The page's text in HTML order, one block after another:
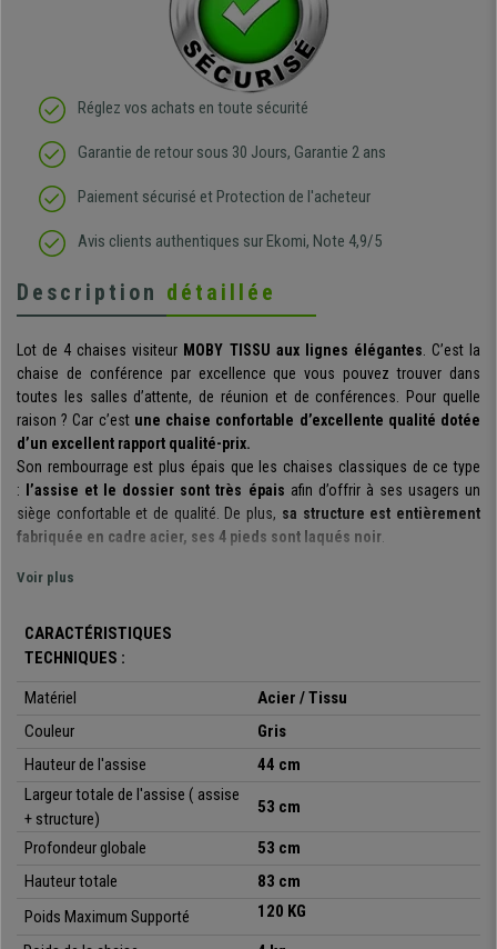
Réglez vos achats en toute sécurité
Garantie de retour sous 30 Jours, Garantie 2 ans
Paiement sécurisé et Protection de l'acheteur
Avis clients authentiques sur Ekomi, Note 4,9/5
Description détaillée
Lot de 4 chaises visiteur MOBY TISSU aux lignes élégantes. C’est la
chaise de conférence par excellence que vous pouvez trouver dans
toutes les salles d’attente, de réunion et de conférences. Pour quelle
raison ? Car c’est une chaise confortable d’excellente qualité dotée
d’un excellent rapport qualité-prix.
Son rembourrage est plus épais que les chaises classiques de ce type
:
l’assise et le dossier sont très épais afin d’offrir à ses usagers un
siège confortable et de qualité. De plus, sa structure est entièrement
fabriquée en cadre acier, ses 4 pieds sont laqués noir.
Il s’agit d’un modèle très pratique et polyvalent
pour tout type d’évènements.
De plus, elleest disponible en différentes couleurs
choisir le modèle s’adaptant au mieux à vos besoins et à son
environnement.
Soulignons également qu’il s’agit d’unmodèle empilable
sontlivrées totalement montées et prêtes à être utilisées
Un modèle idéal à un prix imbattable, que vous trouverez uniquement
chez Chaisepro.fr.
• Assise et dossier avec rembourrage épais
•Très résistante : cadre et pieds en acier laqués noir
Voir plus
CARACTÉRISTIQUES
TECHNIQUES :
Matériel
Acier / Tissu
Couleur
Gris
Hauteur de l'assise
44 cm
Largeur totale de l'assise ( assise
+ structure)
53 cm
Profondeur globale
53 cm
Hauteur totale
83 cm
Poids Maximum Supporté
120 KG